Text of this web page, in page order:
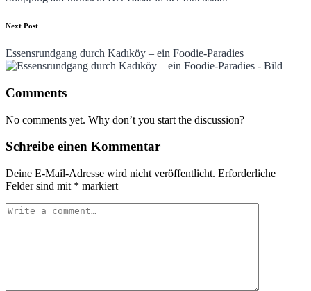
Next Post
Essensrundgang durch Kadıköy – ein Foodie-Paradies
Comments
No comments yet. Why don’t you start the discussion?
Schreibe einen Kommentar
Deine E-Mail-Adresse wird nicht veröffentlicht. Erforderliche
Felder sind mit * markiert